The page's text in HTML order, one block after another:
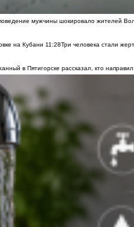
мужчины шокировало жителей
на Кубани 11:28Три человека стали
в Пятигорске рассказал, кто направил